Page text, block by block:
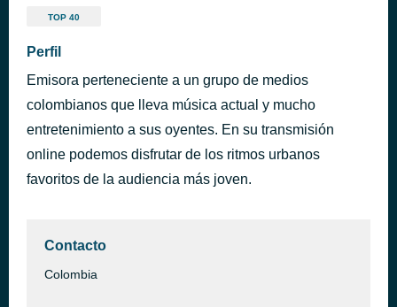
Usted Qué Haría?
En Ausencia De Ti
Laura Pausini
Tu me has hecho sentir
hace 46 minutos
TOP 40
Perfil
Emisora perteneciente a un grupo de medios
colombianos que lleva música actual y mucho
entretenimiento a sus oyentes. En su transmisión
online podemos disfrutar de los ritmos urbanos
favoritos de la audiencia más joven.
Contacto
Colombia